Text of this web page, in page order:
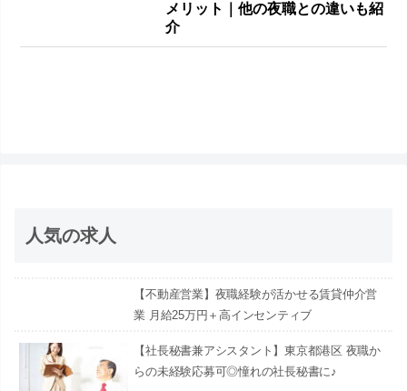
メリット｜他の夜職との違いも紹
介
人気の求人
【不動産営業】夜職経験が活かせる賃貸仲介営
業 月給25万円＋高インセンティブ
【社長秘書兼アシスタント】東京都港区 夜職か
らの未経験応募可◎憧れの社長秘書に♪